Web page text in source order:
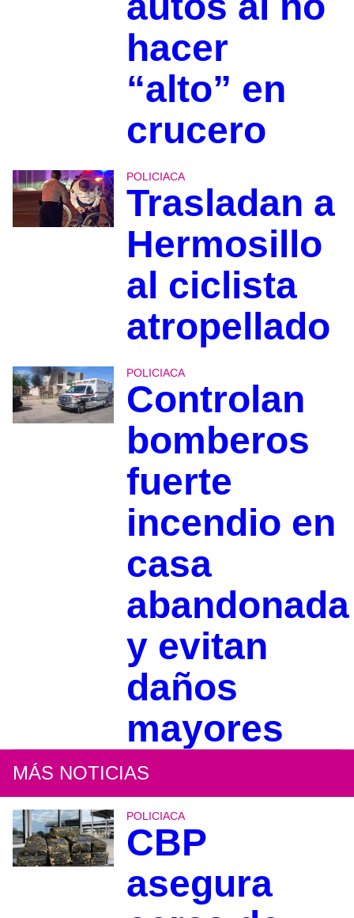
hacer
“alto” en
crucero
POLICIACA
Trasladan a
Hermosillo
al ciclista
atropellado
POLICIACA
Controlan
bomberos
fuerte
incendio en
casa
abandonada
y evitan
daños
mayores
MÁS NOTICIAS
POLICIACA
CBP
asegura